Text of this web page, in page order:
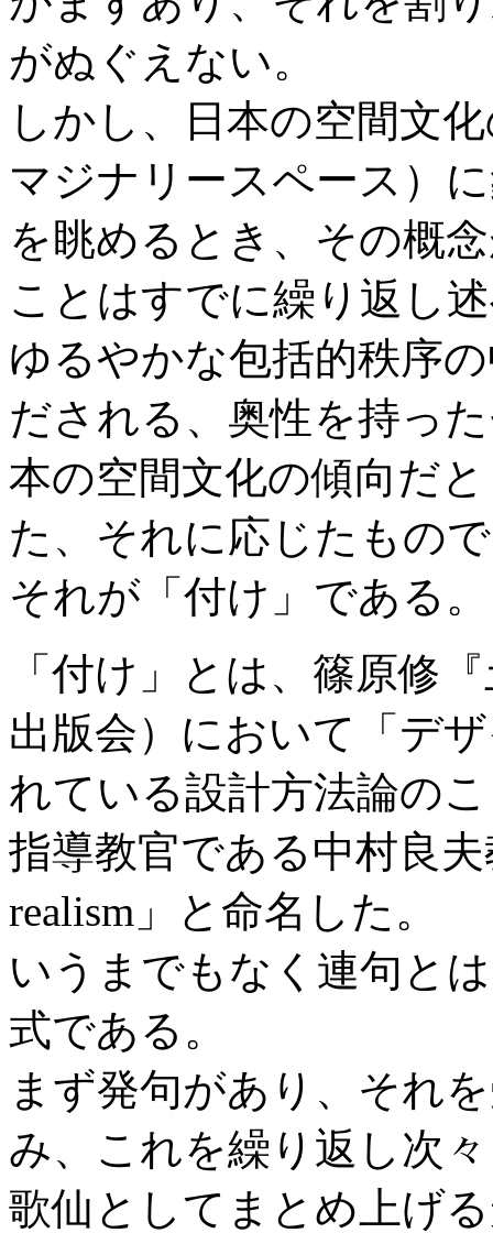
がぬぐえない。
しかし、日本の空間文
マジナリースペース）
を眺めるとき、その概
ことはすでに繰り返し
ゆるやかな包括的秩序
だされる、奥性を持っ
本の空間文化の傾向だ
た、それに応じたもの
それが「付け」である。
「付け」とは、篠原修
出版会）において「デ
れている設計方法論の
指導教官である中村良
realism」と命名した。
いうまでもなく連句と
式である。
まず発句があり、それ
み、これを繰り返し次
歌仙としてまとめ上げ